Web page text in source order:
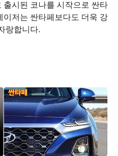
출시된 코나를 시작으로 싼타
저는 싼타페보다도 더욱 강
랑합니다.